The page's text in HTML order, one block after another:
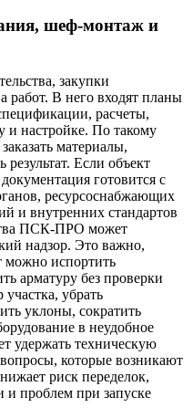
шеф-монтаж и
закупки
работ. В него входят планы
расчеты,
и настройке. По такому
материалы,
Если объект
готовится с
ресурсоснабжающих
и внутренних стандартов
ПСК-ПРО может
надзор. Это важно,
можно испортить
арматуру без проверки
убрать
уклоны, сократить
в неудобное
удержать техническую
которые возникают
риск переделок,
проблем при запуске